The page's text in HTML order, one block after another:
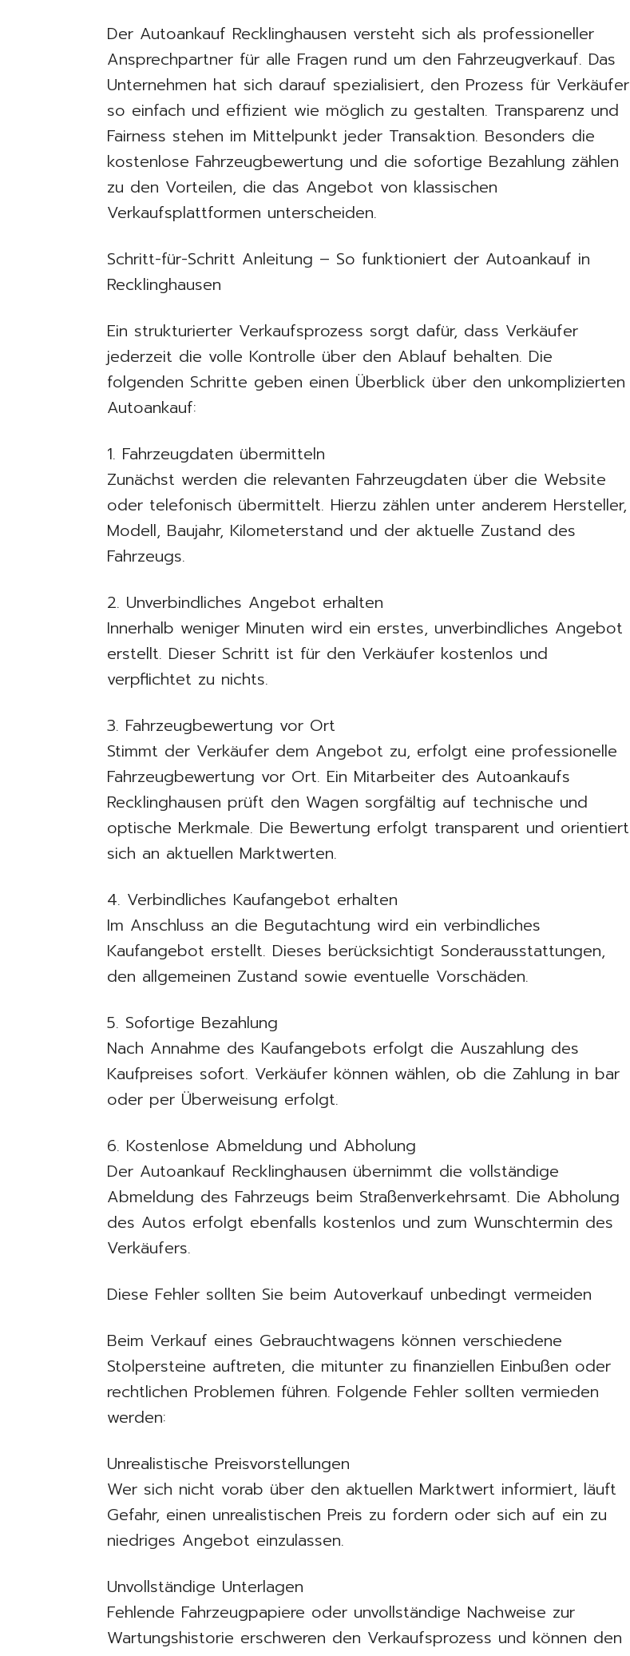
Der Autoankauf Recklinghausen versteht sich als professioneller
Ansprechpartner für alle Fragen rund um den Fahrzeugverkauf. Das
Unternehmen hat sich darauf spezialisiert, den Prozess für Verkäufer
so einfach und effizient wie möglich zu gestalten. Transparenz und
Fairness stehen im Mittelpunkt jeder Transaktion. Besonders die
kostenlose Fahrzeugbewertung und die sofortige Bezahlung zählen
zu den Vorteilen, die das Angebot von klassischen
Verkaufsplattformen unterscheiden.
Schritt-für-Schritt Anleitung – So funktioniert der Autoankauf in
Recklinghausen
Ein strukturierter Verkaufsprozess sorgt dafür, dass Verkäufer
jederzeit die volle Kontrolle über den Ablauf behalten. Die
folgenden Schritte geben einen Überblick über den unkomplizierten
Autoankauf:
1. Fahrzeugdaten übermitteln
Zunächst werden die relevanten Fahrzeugdaten über die Website
oder telefonisch übermittelt. Hierzu zählen unter anderem Hersteller,
Modell, Baujahr, Kilometerstand und der aktuelle Zustand des
Fahrzeugs.
2. Unverbindliches Angebot erhalten
Innerhalb weniger Minuten wird ein erstes, unverbindliches Angebot
erstellt. Dieser Schritt ist für den Verkäufer kostenlos und
verpflichtet zu nichts.
3. Fahrzeugbewertung vor Ort
Stimmt der Verkäufer dem Angebot zu, erfolgt eine professionelle
Fahrzeugbewertung vor Ort. Ein Mitarbeiter des Autoankaufs
Recklinghausen prüft den Wagen sorgfältig auf technische und
optische Merkmale. Die Bewertung erfolgt transparent und orientiert
sich an aktuellen Marktwerten.
4. Verbindliches Kaufangebot erhalten
Im Anschluss an die Begutachtung wird ein verbindliches
Kaufangebot erstellt. Dieses berücksichtigt Sonderausstattungen,
den allgemeinen Zustand sowie eventuelle Vorschäden.
5. Sofortige Bezahlung
Nach Annahme des Kaufangebots erfolgt die Auszahlung des
Kaufpreises sofort. Verkäufer können wählen, ob die Zahlung in bar
oder per Überweisung erfolgt.
6. Kostenlose Abmeldung und Abholung
Der Autoankauf Recklinghausen übernimmt die vollständige
Abmeldung des Fahrzeugs beim Straßenverkehrsamt. Die Abholung
des Autos erfolgt ebenfalls kostenlos und zum Wunschtermin des
Verkäufers.
Diese Fehler sollten Sie beim Autoverkauf unbedingt vermeiden
Beim Verkauf eines Gebrauchtwagens können verschiedene
Stolpersteine auftreten, die mitunter zu finanziellen Einbußen oder
rechtlichen Problemen führen. Folgende Fehler sollten vermieden
werden:
Unrealistische Preisvorstellungen
Wer sich nicht vorab über den aktuellen Marktwert informiert, läuft
Gefahr, einen unrealistischen Preis zu fordern oder sich auf ein zu
niedriges Angebot einzulassen.
Unvollständige Unterlagen
Fehlende Fahrzeugpapiere oder unvollständige Nachweise zur
Wartungshistorie erschweren den Verkaufsprozess und können den